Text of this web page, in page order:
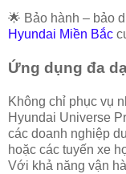
🌟 Bảo hành – bảo
Hyundai Miền Bắc
Ứng dụng đa
Không chỉ phục vụ
Hyundai Universe
các doanh nghiệp
hoặc các tuyến xe
Với khả năng vận